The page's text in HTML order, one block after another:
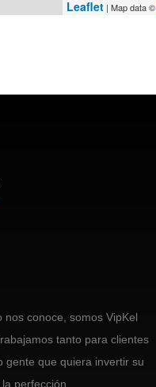
Leaflet | Map data ©
nos conoce, somos VipKel
tanto para clientes
gente que quiera invertir su
perfección...